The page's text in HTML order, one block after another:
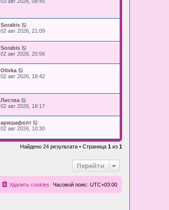
Sorabis
02 авг 2026, 21:09
Sorabis
02 авг 2026, 20:56
Olivka
02 авг 2026, 18:42
Листва
02 авг 2026, 18:17
аришафелт
02 авг 2026, 10:30
Найдено 24 результата • Страница 1 из 1
Перейти
Часовой пояс: UTC+03:00
Удалить cookies